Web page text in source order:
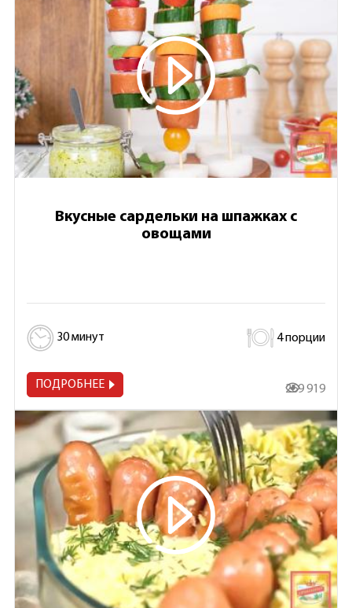
Вкусные сардельки на шпажках с
овощами
30 минут 4 порции
ПОДРОБНЕЕ 269 919